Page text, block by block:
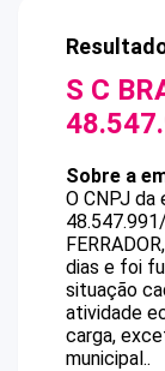
S C
Sobre a
O CNPJ da
dias e foi
situação
atividade
carga,
municipal..